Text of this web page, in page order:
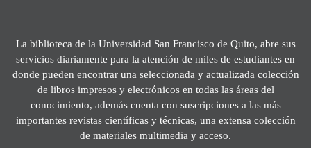
La biblioteca de la Universidad San Francisco de Quito, abre sus
servicios diariamente para la atención de miles de estudiantes en
donde pueden encontrar una seleccionada y actualizada colección
de libros impresos y electrónicos en todas las áreas del
conocimiento, además cuenta con suscripciones a las más
importantes revistas científicas y técnicas, una extensa colección
de materiales multimedia y acceso.